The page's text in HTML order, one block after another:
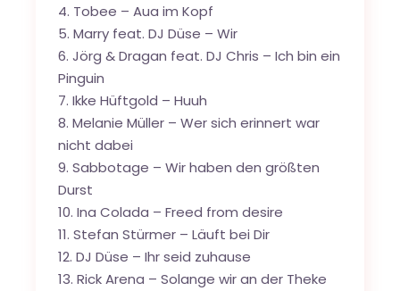
4. Tobee – Aua im Kopf
5. Marry feat. DJ Düse – Wir
6. Jörg & Dragan feat. DJ Chris – Ich bin ein
Pinguin
7. Ikke Hüftgold – Huuh
8. Melanie Müller – Wer sich erinnert war
nicht dabei
9. Sabbotage – Wir haben den größten
Durst
10. Ina Colada – Freed from desire
11. Stefan Stürmer – Läuft bei Dir
12. DJ Düse – Ihr seid zuhause
13. Rick Arena – Solange wir an der Theke